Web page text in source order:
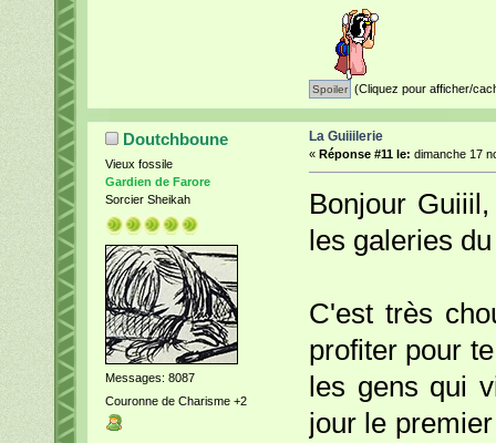
(Cliquez pour afficher/
Doutchboune
Vieux fossile
Gardien de Farore
Sorcier Sheikah
Messages: 8087
Couronne de Charisme +2
La Guiiilerie
« Réponse #11 le: dimanche 17
Bonjour
les galeries
C'est très
profiter pour
les gens qui
jour le